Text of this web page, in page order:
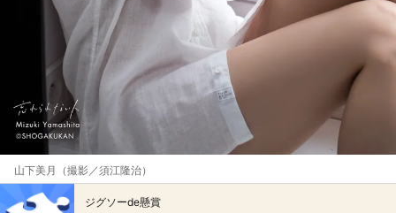
山下美月（撮影／須江隆治）
ジグソーde懸賞